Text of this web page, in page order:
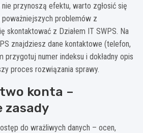
przynoszą efektu, warto zgłosić się
problemów z
skontaktować z Działem IT SWPS. Na
znajdziesz dane kontaktowe (telefon,
przygotuj numer indeksu i dokładny opis
proces rozwiązania sprawy.
konta –
zasady
do wrażliwych danych – ocen,